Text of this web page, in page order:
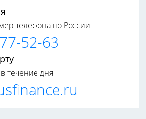
телефона по России
52-63
течение дня